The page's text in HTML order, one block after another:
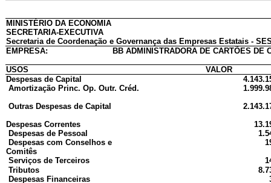
MINISTÉRIO DA ECONOMIA
SECRETARIA-EXECUTIVA
Secretaria de Coordenação e Governança das Empresas Estatais -
EMPRESA:
BB ADMINISTRADORA DE CARTÕES DE
USOS
VALOR
Despesas de Capital
Amortização Princ. Op. Outr. Créd.
Outras Despesas de Capital
Despesas Correntes
Despesas de Pessoal
Despesas com Conselhos e
Comitês
Serviços de Terceiros
Tributos
Despesas Financeiras